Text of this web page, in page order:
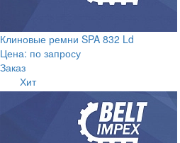
Клиновые ремни SPA 832 Ld
Цена: по запросу
Заказ
Хит